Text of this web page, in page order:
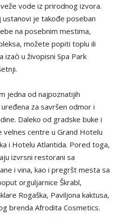
vode iz prirodnog izvora.
je takođe poseban
na posebnim mestima,
možete popiti toplu ili
izaći u živopisni Spa Park
jedna od najpoznatijih
za savršen odmor i
Daleko od gradske buke i
centre u Grand Hotelu
i Hotelu Atlantida. Pored toga,
izvrsni restorani sa
i vina, kao i pregršt mesta sa
orguljarnice Škrabl,
Rogaška, Paviljona kaktusa,
brenda Afrodita Cosmetics.